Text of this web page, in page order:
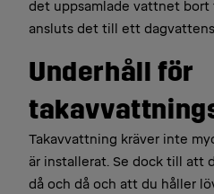
det uppsamlade vattnet bort
ansluts det till ett
Underhåll för
Takavvattning kräver inte
är installerat. Se dock till att
då och då och att du håller